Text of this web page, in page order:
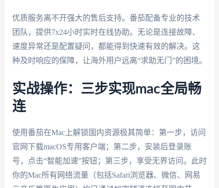
优质服务离不开强大的售后支持。番茄配备专业的技术
团队，提供7x24小时实时在线协助。无论是连接故障、
速度异常还是配置疑问，都能得到快速有效的解决。这
种及时响应的保障，让海外用户远离“求助无门”的困境。
实战操作：三步实现mac全局畅
连
使用番茄在Mac上解锁国内资源极其简单：第一步，访问
官网下载macOS专用客户端；第二步，安装后登录账
号，点击“智能加速”按钮；第三步，享受无界访问。此时
你的Mac所有网络流量（包括Safari浏览器、微信、网易